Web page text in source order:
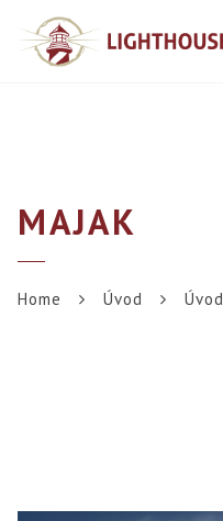
MAJAK
Home Úvod Úvod